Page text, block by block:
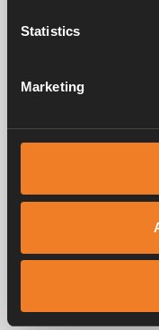
Statistics
Marketing
Handbücher